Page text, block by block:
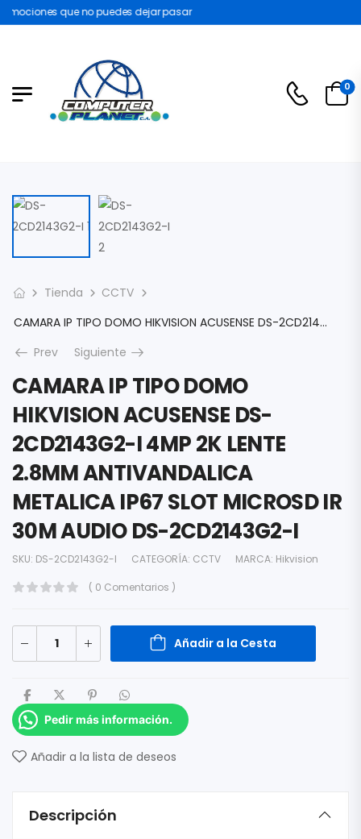
que no puedes dejar pasar
0
Tienda
CCTV
CAMARA IP TIPO DOMO HIKVISION ACUSENSE DS-2CD2143G2-I 4MP 2K LENTE 2.8MM ANTIVANDALICA METALICA IP67 SLOT MICROSD IR 30M AUDIO DS-2CD2143G2-I
Prev
Siguiente
CAMARA IP TIPO DOMO
HIKVISION ACUSENSE DS-
2CD2143G2-I 4MP 2K LENTE
2.8MM ANTIVANDALICA
METALICA IP67 SLOT MICROSD IR
30M AUDIO DS-2CD2143G2-I
SKU: DS-2CD2143G2-I CATEGORÍA: CCTV MARCA: Hikvision
( 0 Comentarios )
Añadir a la Cesta
Pedir más información.
Añadir a la lista de deseos
Descripción